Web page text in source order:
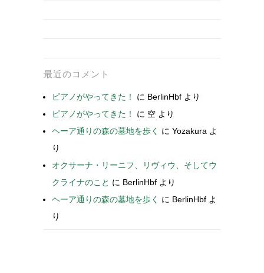
最近のコメント
ピアノがやってきた！ に BerlinHbf より
ピアノがやってきた！
に 空 より
ヘーア通りの森の墓地を歩く
に Yozakura よ
り
オクサーナ・リーニフ、リヴィウ、そしてウ
クライナのこと に BerlinHbf より
ヘーア通りの森の墓地を歩く
に BerlinHbf よ
り